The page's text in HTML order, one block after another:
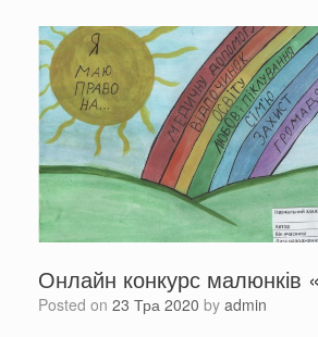
Онлайн конкурс малюнків
Posted on 23 Тра 2020 by admin